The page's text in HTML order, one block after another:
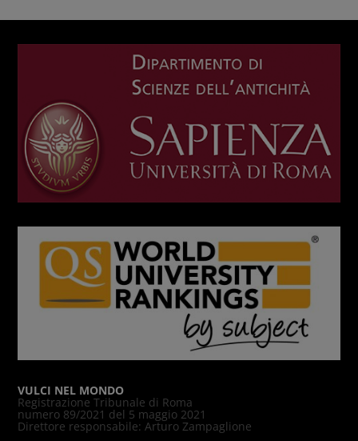
VULCI NEL MONDO
Registrazione Tribunale di Roma
numero 89/2021 del 5 maggio 2021
Direttore responsabile: Arturo Zampaglione